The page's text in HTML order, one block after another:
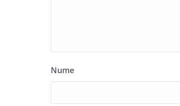
Nume